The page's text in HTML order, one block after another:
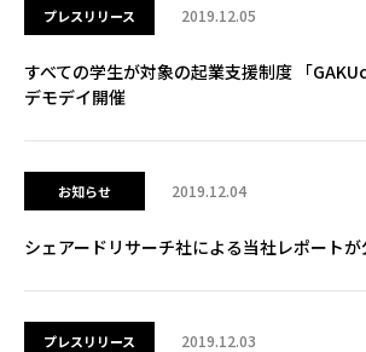
プレスリリース 2019.12.05
すべての学生が対象の起業支援制度 「
デモデイ開催
お知らせ 2019.12.04
シェアードリサーチ社による当社レポート
プレスリリース 2019.12.03